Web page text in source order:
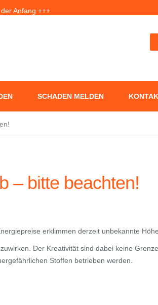
Anfang +++
gefährlich werden kann +++
SCHADEN MELDEN
– bitte beachten!
erklimmen derzeit unbekannte
Der Kreativität sind dabei keine
Stoffen betrieben werden.